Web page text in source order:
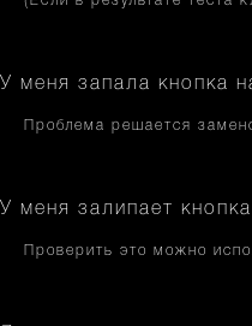
У меня запала кнопка
Проблема решается
У меня залипает
Проверить это можно